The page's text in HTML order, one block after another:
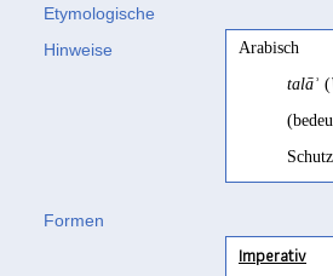
Etymologische
Hinweise
Arabisch
talāʾ (
Gəʿəz
Formen
Imperativ